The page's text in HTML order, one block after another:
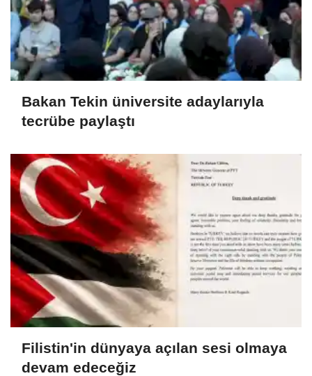
Bakan Tekin üniversite adaylarıyla
tecrübe paylaştı
Filistin'in dünyaya açılan sesi olmaya
devam edeceğiz